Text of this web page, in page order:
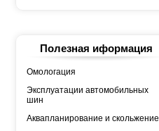
Росава
Полезная иформация
Омологация
Эксплуатации автомобильных
шин
Аквапланирование и скольжение